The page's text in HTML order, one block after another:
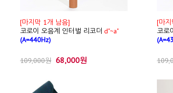
[마지막 1개 남음]
코로이 오음계 인터벌 리코더 d"~a"
(A=440Hz)
109,000원 68,000원
[마
코로